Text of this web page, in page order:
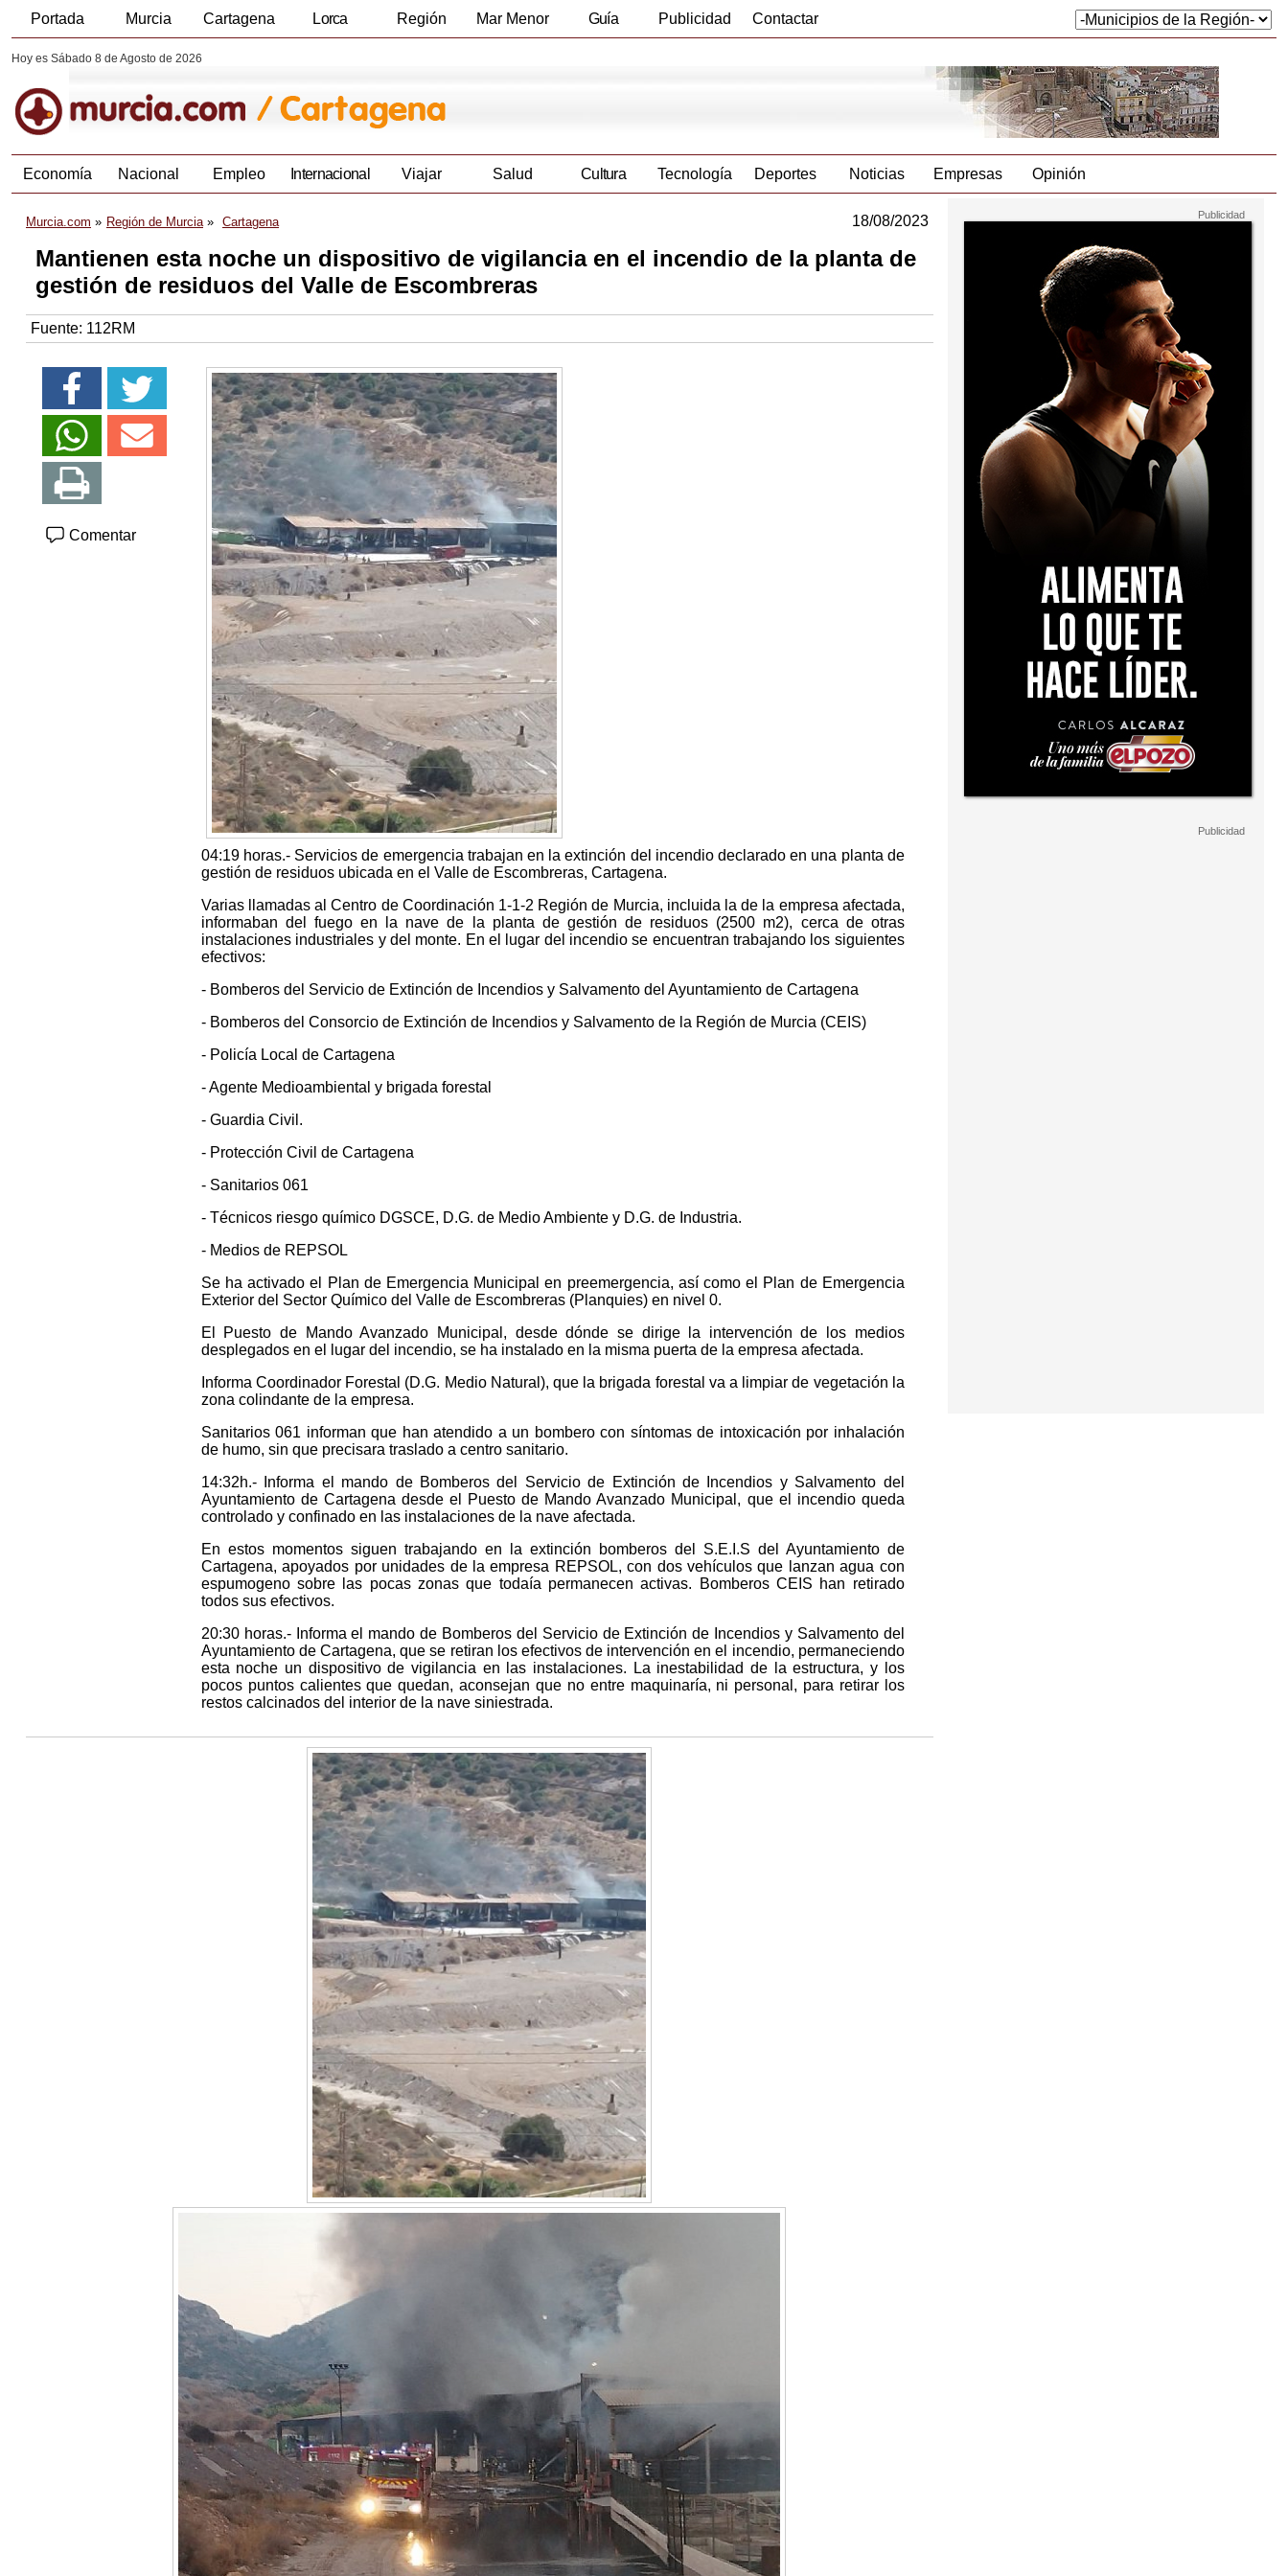
Portada Murcia Cartagena Lorca Región Mar Menor Guía Publicidad Contactar
Hoy es Sábado 8 de Agosto de 2026
Economía Nacional Empleo Internacional Viajar Salud Cultura Tecnología Deportes Noticias Empresas Opinión
Murcia.com Región de Murcia Cartagena 18/08/2023
Mantienen esta noche un dispositivo de vigilancia en el incendio de la planta de
gestión de residuos del Valle de Escombreras
Fuente: 112RM
Comentar
04:19 horas.- Servicios de emergencia trabajan en la extinción del incendio declarado en una planta de
gestión de residuos ubicada en el Valle de Escombreras, Cartagena.
Varias llamadas al Centro de Coordinación 1-1-2 Región de Murcia, incluida la de la empresa afectada,
informaban del fuego en la nave de la planta de gestión de residuos (2500 m2), cerca de otras
instalaciones industriales y del monte. En el lugar del incendio se encuentran trabajando los siguientes
efectivos:
- Bomberos del Servicio de Extinción de Incendios y Salvamento del Ayuntamiento de Cartagena
- Bomberos del Consorcio de Extinción de Incendios y Salvamento de la Región de Murcia (CEIS)
- Policía Local de Cartagena
- Agente Medioambiental y brigada forestal
- Guardia Civil.
- Protección Civil de Cartagena
- Sanitarios 061
- Técnicos riesgo químico DGSCE, D.G. de Medio Ambiente y D.G. de Industria.
- Medios de REPSOL
Se ha activado el Plan de Emergencia Municipal en preemergencia, así como el Plan de Emergencia
Exterior del Sector Químico del Valle de Escombreras (Planquies) en nivel 0.
El Puesto de Mando Avanzado Municipal, desde dónde se dirige la intervención de los medios
desplegados en el lugar del incendio, se ha instalado en la misma puerta de la empresa afectada.
Informa Coordinador Forestal (D.G. Medio Natural), que la brigada forestal va a limpiar de vegetación la
zona colindante de la empresa.
Sanitarios 061 informan que han atendido a un bombero con síntomas de intoxicación por inhalación
de humo, sin que precisara traslado a centro sanitario.
14:32h.- Informa el mando de Bomberos del Servicio de Extinción de Incendios y Salvamento del
Ayuntamiento de Cartagena desde el Puesto de Mando Avanzado Municipal, que el incendio queda
controlado y confinado en las instalaciones de la nave afectada.
En estos momentos siguen trabajando en la extinción bomberos del S.E.I.S del Ayuntamiento de
Cartagena, apoyados por unidades de la empresa REPSOL, con dos vehículos que lanzan agua con
espumogeno sobre las pocas zonas que todaía permanecen activas. Bomberos CEIS han retirado
todos sus efectivos.
20:30 horas.- Informa el mando de Bomberos del Servicio de Extinción de Incendios y Salvamento del
Ayuntamiento de Cartagena, que se retiran los efectivos de intervención en el incendio, permaneciendo
esta noche un dispositivo de vigilancia en las instalaciones. La inestabilidad de la estructura, y los
pocos puntos calientes que quedan, aconsejan que no entre maquinaría, ni personal, para retirar los
restos calcinados del interior de la nave siniestrada.